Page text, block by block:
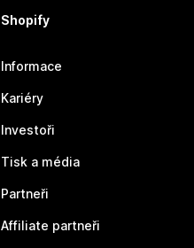
Shopify
Informace
Kariéry
Investoři
Tisk a média
Partneři
Affiliate partneři